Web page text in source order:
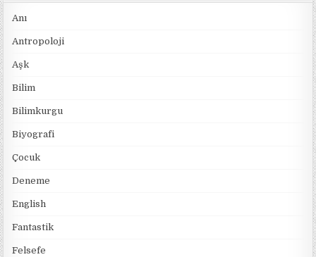
Anı
Antropoloji
Aşk
Bilim
Bilimkurgu
Biyografi
Çocuk
Deneme
English
Fantastik
Felsefe